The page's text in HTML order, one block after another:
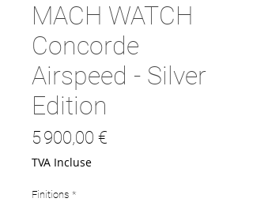
MACH WATCH
Concorde
Airspeed - Silver
Edition
5 900,00 €
TVA Incluse
Finitions *